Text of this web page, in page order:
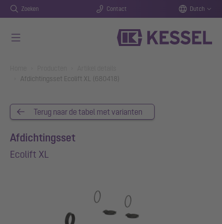
Zoeken Contact Dutch
Afdichtingsset Ecolift XL (680418)
Terug naar de tabel met varianten
Afdichtingsset
Ecolift XL